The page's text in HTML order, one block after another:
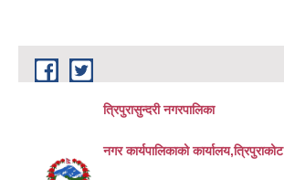
Skip to main content
त्रिपुरासुन्दरी नगरपालिका
नगर कार्यपालिकाको कार्यालय,त्रिपुराकोट